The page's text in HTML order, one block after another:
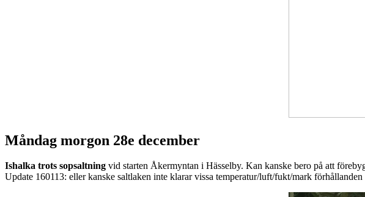
Måndag morgon 28e december
Ishalka trots sopsaltning vid starten Åkermyntan i Hässelby. Kan kanske bero på att
Update 160113: eller kanske saltlaken inte klarar vissa temperatur/luft/fukt/mark förhållanden